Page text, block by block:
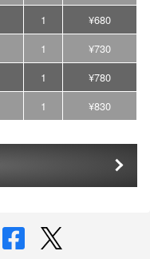
1
¥680
1
¥730
1
¥780
1 ¥830